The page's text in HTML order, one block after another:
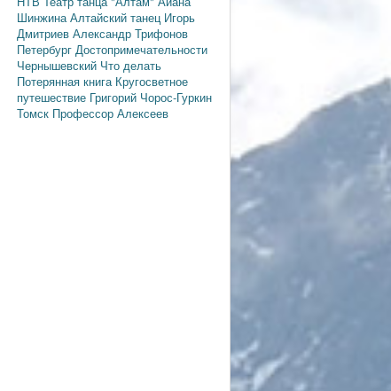
ШинжинаАлтайский танец Игорь
Дмитриев Александр Трифонов
Петербург Достопримечательности
Чернышевский Что делать
Потерянная книга Кругосветное
путешествие Григорий Чорос-Гуркин
Томск Профессор Алексеев